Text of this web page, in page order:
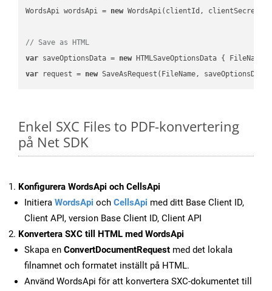
WordsApi wordsApi = new WordsApi(clientId, clientSecret);
// Save as HTML
var saveOptionsData = new HTMLSaveOptionsData { FileName
var request = new
Enkel SXC Files to PDF-konvertering
på Net SDK
Konfigurera WordsApi och CellsApi
Initiera WordsApi och CellsApi med ditt Base Client ID,
Client API, version Base Client ID, Client API
Konvertera SXC till HTML med WordsApi
Skapa en ConvertDocumentRequest med det lokala
filnamnet och formatet inställt på HTML.
Använd WordsApi för att konvertera SXC-dokumentet till